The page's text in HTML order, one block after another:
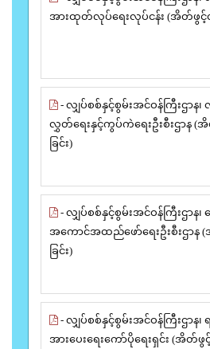
အားထုတ်လုပ်ရေးလုပ်ငန်း (အိတ်ဖွင့်တ
- လျှပ်စစ်နှင့်စွမ်းအင်ဝန်ကြီးဌာန
လွှတ်ရေးနှင့်ကွပ်ကဲရေးဦးစီးဌာန (
ခြင်း)
- လျှပ်စစ်နှင့်စွမ်းအင်ဝန်ကြီးဌာန၊
အကောင်အထည်ဖော်ရေးဦးစီးဌာန
ခြင်း)
- လျှပ်စစ်နှင့်စွမ်းအင်ဝန်ကြီးဌာန
အားပေးရေးကော်ပိုရေးရှင်း (အိတ်ဖွ